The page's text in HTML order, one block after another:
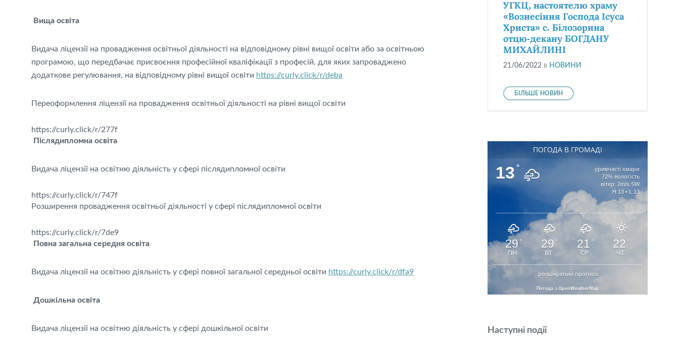
Вища освіта
Видача ліцензії на провадження освітньої діяльності на відповідному рівні вищої освіти або за освітньою
програмою, що передбачає присвоєння професійної кваліфікації з професій, для яких запроваджено
додаткове регулювання, на відповідному рівні вищої освіти https://curly.click/r/deba
Переоформлення ліцензії на провадження освітньої діяльності на рівні вищої освіти
https://curly.click/r/277f
Післядипломна освіта
Видача ліцензії на освітню діяльність у сфері післядипломної освіти
https://curly.click/r/747f
Розширення провадження освітньої діяльності у сфері післядипломної освіти
https://curly.click/r/7de9
Повна загальна середня освіта
Видача ліцензії на освітню діяльність у сфері повної загальної середньої освіти https://curly.click/r/dfa9
Дошкільна освіта
Видача ліцензії на освітню діяльність у сфері дошкільної освіти
УГКЦ, настоятелю храму
«Вознесіння Господа Ісуса
Христа» с. Білозорина
отцю-декану БОГДАНУ
МИХАЙЛИНІ
21/06/2022 в НОВИНИ
БІЛЬШЕ НОВИН
ПОГОДА В ГРОМАДІ
13 °
уривчасті хмари
72% вологість
вітер: 2m/s SW
H 13 • L 13
29 °
ПН
29 °
ВТ
21 °
СР
22 °
ЧТ
розширений прогноз
Погода з OpenWeatherMap
Наступні події